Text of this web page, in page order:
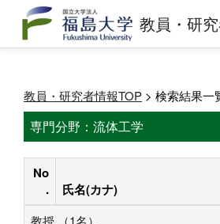
教員・研
教員・研究者情報TOP > 検索結果一
専門分野：流体工学
No
.
氏名(カナ)
教授 （1名）